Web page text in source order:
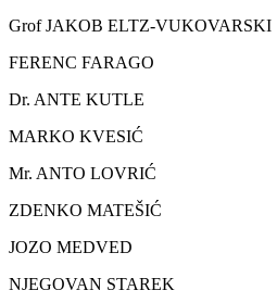
Grof JAKOB ELTZ-VUKOVARSKI
FERENC FARAGO
Dr. ANTE KUTLE
MARKO KVESIĆ
Mr. ANTO LOVRIĆ
ZDENKO MATEŠIĆ
JOZO MEDVED
NJEGOVAN STAREK